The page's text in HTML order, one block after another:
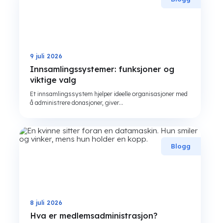
9 juli 2026
Innsamlingssystemer: funksjoner og
viktige valg
Et innsamlingssystem hjelper ideelle organisasjoner med
å administrere donasjoner, giver...
Blogg
8 juli 2026
Hva er medlemsadministrasjon?